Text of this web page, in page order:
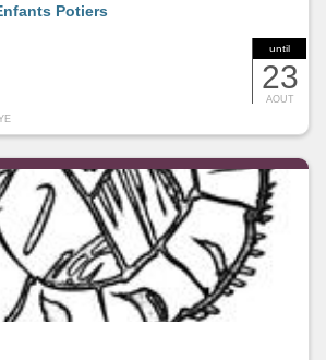
until
23
AOUT
Potiers